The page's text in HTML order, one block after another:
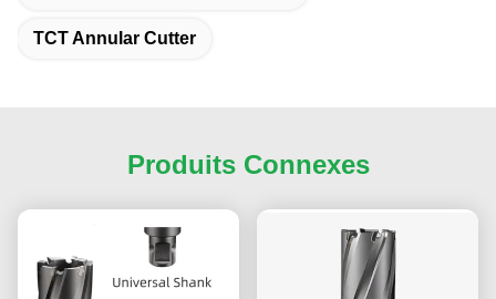
TCT Annular Cutter
Produits Connexes